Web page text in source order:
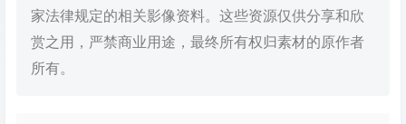
家法律规定的相关影像资料。这些资源仅供分享和欣
赏之用，严禁商业用途，最终所有权归素材的原作者
所有。